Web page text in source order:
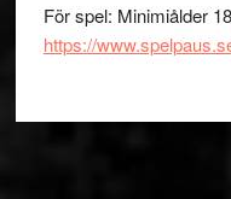
För spel: Minimiålder
https://